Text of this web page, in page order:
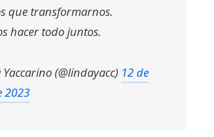
que transformarnos.
hacer todo juntos.
(@lindayacc) 12 de
2023